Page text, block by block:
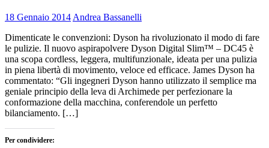
18 Gennaio 2014 Andrea Bassanelli
Dimenticate le convenzioni: Dyson ha rivoluzionato il modo di fare
le pulizie. Il nuovo aspirapolvere Dyson Digital Slim™ – DC45 è
una scopa cordless, leggera, multifunzionale, ideata per una pulizia
in piena libertà di movimento, veloce ed efficace. James Dyson ha
commentato: “Gli ingegneri Dyson hanno utilizzato il semplice ma
geniale principio della leva di Archimede per perfezionare la
conformazione della macchina, conferendole un perfetto
bilanciamento. […]
Per condividere: